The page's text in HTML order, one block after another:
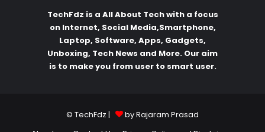
TechFdz is a All About Tech with a focus
on Internet, Social Media,Smartphone,
Laptop, Software, Apps, Gadgets,
Unboxing, Tech News and More. Our aim
is to make you from user to smart user.
© TechFdz |
by Rajaram Prasad